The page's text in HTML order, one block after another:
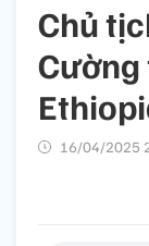
Chủ
16/04/2025